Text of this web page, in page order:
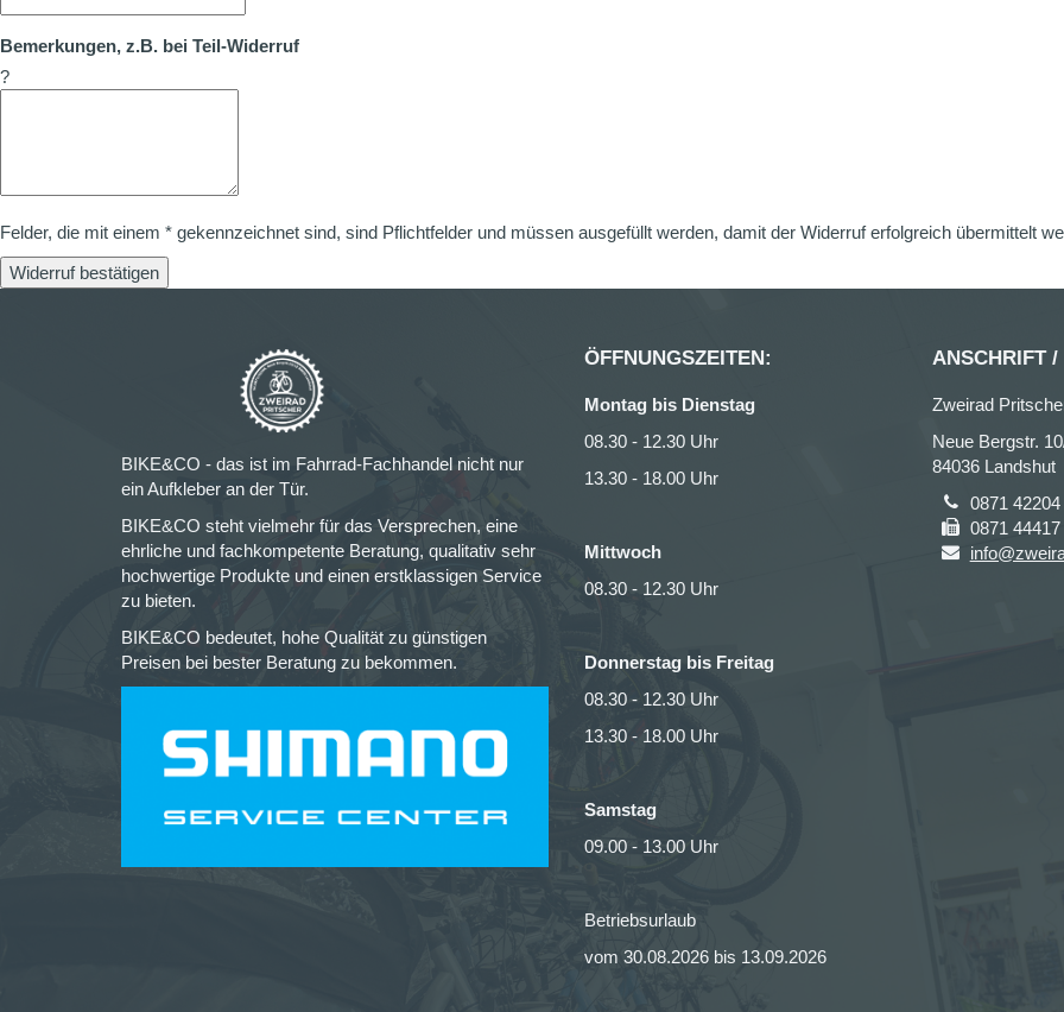
Bemerkungen, z.B. bei Teil-Widerruf
?
Felder, die mit einem * gekennzeichnet sind, sind Pflichtfelder und müssen ausgefüllt werden, damit der Widerruf erfolgreich übermittelt
Widerruf bestätigen
BIKE&CO - das ist im Fahrrad-Fachhandel nicht nur
ein Aufkleber an der Tür.
BIKE&CO steht vielmehr für das Versprechen, eine
ehrliche und fachkompetente Beratung, qualitativ sehr
hochwertige Produkte und einen erstklassigen Service
zu bieten.
BIKE&CO bedeutet, hohe Qualität zu günstigen
Preisen bei bester Beratung zu bekommen.
ÖFFNUNGSZEITEN:
Montag bis Dienstag
08.30 - 12.30 Uhr
13.30 - 18.00 Uhr
Mittwoch
08.30 - 12.30 Uhr
Donnerstag bis Freitag
08.30 - 12.30 Uhr
13.30 - 18.00 Uhr
Samstag
09.00 - 13.00 Uhr
Betriebsurlaub
vom 30.08.2026 bis 13.09.2026
ANSCHRIFT /
Zweirad
Neue Bergstr.
84036 Landshut
0871 42204
0871 44417